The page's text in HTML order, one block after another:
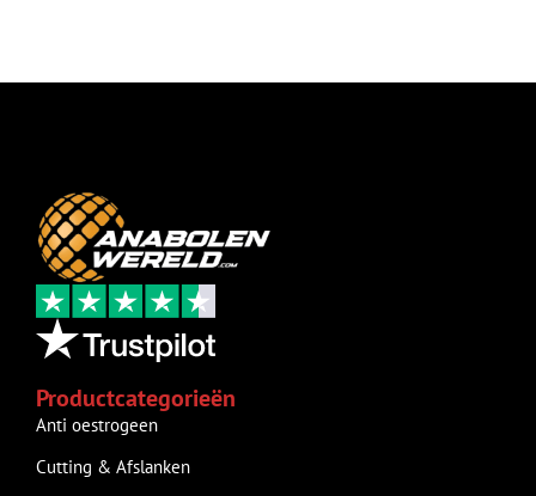
Productcategorieën
Anti oestrogeen
Cutting & Afslanken